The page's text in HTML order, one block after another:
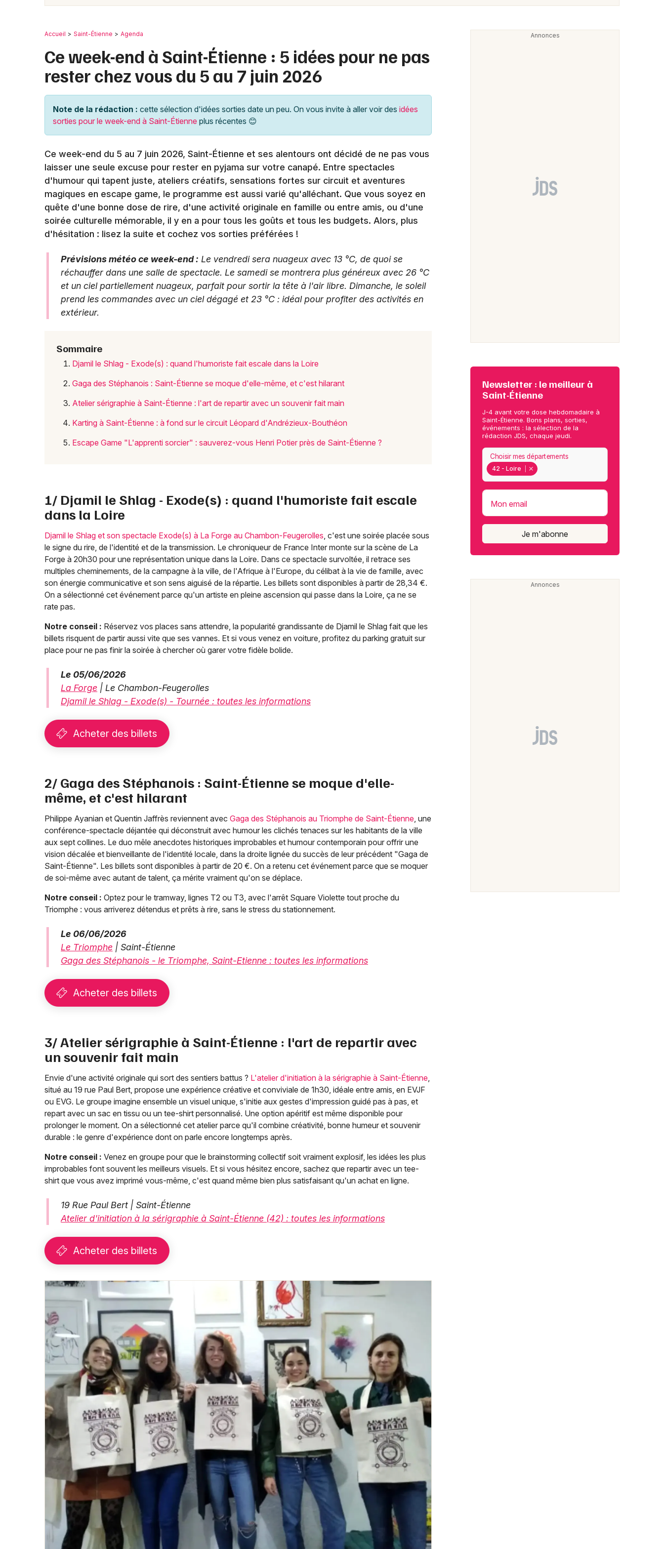
Soirées
Sorties famille
Expos
Agenda dans la Loire
Agenda en Rhône-Alpes
Agenda en Auvergne-Rhône-Alpes
Newsletter des sorties
Artistes en tournée
Je m'abonne
Mulhouse
Nice
Strasbourg
Accueil Saint-Étienne Agenda
Ce week-end à Saint-Étienne : 5 idées pour ne pas
rester chez vous du 5 au 7 juin 2026
Note de la rédaction : cette sélection d'idées sorties date un peu. On vous invite à aller voir des idées
sorties pour le week-end à Saint-Étienne plus récentes 😊
Ce week-end du 5 au 7 juin 2026, Saint-Étienne et ses alentours ont décidé de ne pas vous
laisser une seule excuse pour rester en pyjama sur votre canapé. Entre spectacles
d'humour qui tapent juste, ateliers créatifs, sensations fortes sur circuit et aventures
magiques en escape game, le programme est aussi varié qu'alléchant. Que vous soyez en
quête d'une bonne dose de rire, d'une activité originale en famille ou entre amis, ou d'une
soirée culturelle mémorable, il y en a pour tous les goûts et tous les budgets. Alors, plus
d'hésitation : lisez la suite et cochez vos sorties préférées !
Prévisions météo ce week-end : Le vendredi sera nuageux avec 13 °C, de quoi se
réchauffer dans une salle de spectacle. Le samedi se montrera plus généreux avec 26 °C
et un ciel partiellement nuageux, parfait pour sortir la tête à l'air libre. Dimanche, le soleil
prend les commandes avec un ciel dégagé et 23 °C : idéal pour profiter des activités en
extérieur.
Sommaire
Djamil le Shlag - Exode(s) : quand l'humoriste fait escale dans la Loire
Gaga des Stéphanois : Saint-Étienne se moque d'elle-même, et c'est hilarant
Atelier sérigraphie à Saint-Étienne : l'art de repartir avec un souvenir fait main
Karting à Saint-Étienne : à fond sur le circuit Léopard d'Andrézieux-Bouthéon
Escape Game "L'apprenti sorcier" : sauverez-vous Henri Potier près de Saint-Étienne ?
1/ Djamil le Shlag - Exode(s) : quand l'humoriste fait escale
dans la Loire
Djamil le Shlag et son spectacle Exode(s) à La Forge au Chambon-Feugerolles, c'est une soirée placée sous
le signe du rire, de l'identité et de la transmission. Le chroniqueur de France Inter monte sur la scène de La
Forge à 20h30 pour une représentation unique dans la Loire. Dans ce spectacle survoltée, il retrace ses
multiples cheminements, de la campagne à la ville, de l'Afrique à l'Europe, du célibat à la vie de famille, avec
son énergie communicative et son sens aiguisé de la répartie. Les billets sont disponibles à partir de 28,34 €.
On a sélectionné cet événement parce qu'un artiste en pleine ascension qui passe dans la Loire, ça ne se
rate pas.
Notre conseil : Réservez vos places sans attendre, la popularité grandissante de Djamil le Shlag fait que les
billets risquent de partir aussi vite que ses vannes. Et si vous venez en voiture, profitez du parking gratuit sur
place pour ne pas finir la soirée à chercher où garer votre fidèle bolide.
Le 05/06/2026
La Forge | Le Chambon-Feugerolles
Djamil le Shlag - Exode(s) - Tournée : toutes les informations
Acheter des billets
2/ Gaga des Stéphanois : Saint-Étienne se moque d'elle-
même, et c'est hilarant
Philippe Ayanian et Quentin Jaffrès reviennent avec Gaga des Stéphanois au Triomphe de Saint-Étienne, une
conférence-spectacle déjantée qui déconstruit avec humour les clichés tenaces sur les habitants de la ville
aux sept collines. Le duo mêle anecdotes historiques improbables et humour contemporain pour offrir une
vision décalée et bienveillante de l'identité locale, dans la droite lignée du succès de leur précédent "Gaga de
Saint-Étienne". Les billets sont disponibles à partir de 20 €. On a retenu cet événement parce que se moquer
de soi-même avec autant de talent, ça mérite vraiment qu'on se déplace.
Notre conseil : Optez pour le tramway, lignes T2 ou T3, avec l'arrêt Square Violette tout proche du
Triomphe : vous arriverez détendus et prêts à rire, sans le stress du stationnement.
Le 06/06/2026
Le Triomphe | Saint-Étienne
Gaga des Stéphanois - le Triomphe, Saint-Etienne : toutes les informations
Acheter des billets
3/ Atelier sérigraphie à Saint-Étienne : l'art de repartir avec
un souvenir fait main
Envie d'une activité originale qui sort des sentiers battus ? L'atelier d'initiation à la sérigraphie à Saint-Étienne,
situé au 19 rue Paul Bert, propose une expérience créative et conviviale de 1h30, idéale entre amis, en EVJF
ou EVG. Le groupe imagine ensemble un visuel unique, s'initie aux gestes d'impression guidé pas à pas, et
repart avec un sac en tissu ou un tee-shirt personnalisé. Une option apéritif est même disponible pour
prolonger le moment. On a sélectionné cet atelier parce qu'il combine créativité, bonne humeur et souvenir
durable : le genre d'expérience dont on parle encore longtemps après.
Notre conseil : Venez en groupe pour que le brainstorming collectif soit vraiment explosif, les idées les plus
improbables font souvent les meilleurs visuels. Et si vous hésitez encore, sachez que repartir avec un tee-
shirt que vous avez imprimé vous-même, c'est quand même bien plus satisfaisant qu'un achat en ligne.
19 Rue Paul Bert | Saint-Étienne
Atelier d'initiation à la sérigraphie à Saint-Étienne (42) : toutes les informations
Acheter des billets
Newsletter : le meilleur à
Saint-Étienne
J-4 avant votre dose hebdomadaire à
Saint-Étienne. Bons plans, sorties,
événements : la sélection de la
rédaction JDS, chaque jeudi.
42 - Loire
Choisir mes départements
Mon email
Je m'abonne